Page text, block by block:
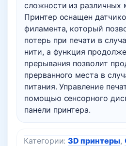
сложности из различных
Принтер оснащен
филамента, который
потерь при печати в
нити, а функция
прерывания позволит
прерванного места в
питания. Управление
помощью сенсорного
панели принтера.
Категории: 3D принтеры,